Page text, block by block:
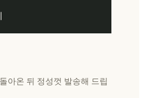
아온 뒤 정성껏 발송해 드립